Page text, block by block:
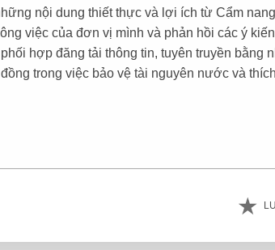
nội dung thiết thực và lợi ích từ Cẩm
việc của đơn vị mình và phản hồi các ý
hợp đăng tải thông tin, tuyên truyền
trong việc bảo vệ tài nguyên nước và